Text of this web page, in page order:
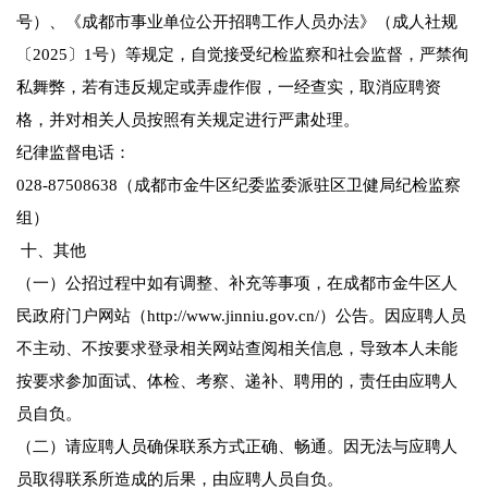
号）、《成都市事业单位公开招聘工作人员办法》（成人社规
〔2025〕1号）等规定，自觉接受纪检监察和社会监督，严禁徇
私舞弊，若有违反规定或弄虚作假，一经查实，取消应聘资
格，并对相关人员按照有关规定进行严肃处理。
纪律监督电话：
028-87508638（成都市金牛区纪委监委派驻区卫健局纪检监察
组）
十、其他
（一）公招过程中如有调整、补充等事项，在成都市金牛区人
民政府门户网站（http://www.jinniu.gov.cn/）公告。因应聘人员
不主动、不按要求登录相关网站查阅相关信息，导致本人未能
按要求参加面试、体检、考察、递补、聘用的，责任由应聘人
员自负。
（二）请应聘人员确保联系方式正确、畅通。因无法与应聘人
员取得联系所造成的后果，由应聘人员自负。